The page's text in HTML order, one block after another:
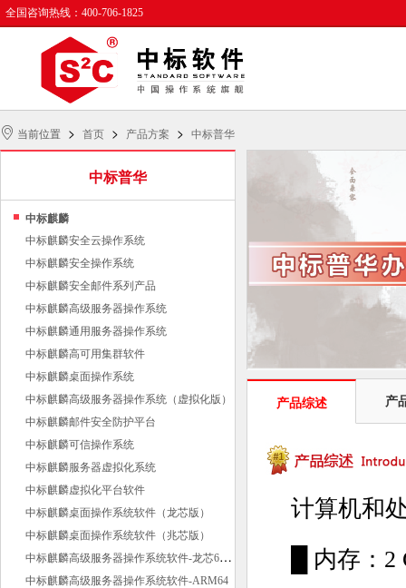
全国咨询热线：400-706-1825
当前位置 > 首页 > 产品方案 > 中标普华
中标普华
中标麒麟
中标麒麟安全云操作系统
中标麒麟安全操作系统
中标麒麟安全邮件系列产品
中标麒麟高级服务器操作系统
中标麒麟通用服务器操作系统
中标麒麟高可用集群软件
中标麒麟桌面操作系统
中标麒麟高级服务器操作系统（虚拟化版）
中标麒麟邮件安全防护平台
中标麒麟可信操作系统
中标麒麟服务器虚拟化系统
中标麒麟虚拟化平台软件
中标麒麟桌面操作系统软件（龙芯版）
中标麒麟桌面操作系统软件（兆芯版）
中
标麒麟高级服务器操作系统软件-龙芯64位
中标麒麟高级服务器操作系统软件-ARM64
产品综述 产
计算机和
█ 内存：